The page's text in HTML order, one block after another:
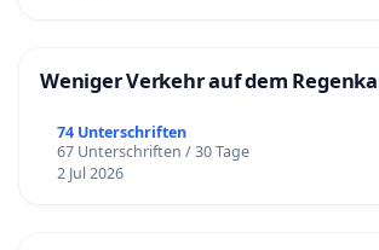
Weniger Verkehr auf dem
74 Unterschriften
67 Unterschriften / 30 Tage
2 Jul 2026